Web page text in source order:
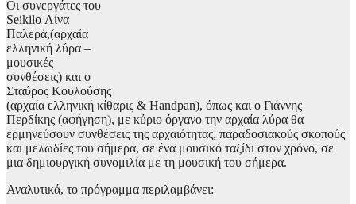
Οι συνεργάτες του
Seikilo Λίνα
Παλερά,(αρχαία
ελληνική λύρα –
μουσικές
συνθέσεις) και ο
Σταύρος Κουλούσης
(αρχαία ελληνική κίθαρις & Handpan), όπως και ο Γιάννης
Περδίκης (αφήγηση), με κύριο όργανο την αρχαία λύρα θα
ερμηνεύσουν συνθέσεις της αρχαιότητας, παραδοσιακούς σκοπούς
και μελωδίες του σήμερα, σε ένα μουσικό ταξίδι στον χρόνο, σε
μια δημιουργική συνομιλία με τη μουσική του σήμερα.
Αναλυτικά, το πρόγραμμα περιλαμβάνει: